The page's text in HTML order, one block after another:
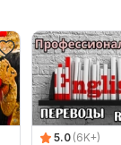
5.0 (6K+)